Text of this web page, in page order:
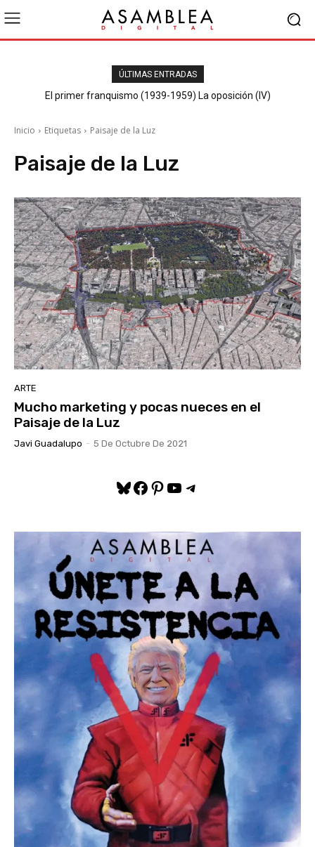
ÚLTIMAS ENTRADAS
El primer franquismo (1939-1959) La oposición (IV)
Inicio Etiquetas Paisaje de la Luz
Paisaje de la Luz
ARTE
Mucho marketing y pocas nueces en el
Paisaje de la Luz
Javi Guadalupo - 5 De Octubre De 2021
Bluesky
Facebook
Pinterest
YouTube
Telegram